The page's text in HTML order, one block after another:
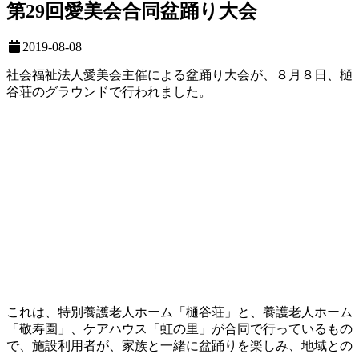
第29回愛美会合同盆踊り大会
2019-08-08
社会福祉法人愛美会主催による盆踊り大会が、８月８日、樋
谷荘のグラウンドで行われました。
これは、特別養護老人ホーム「樋谷荘」と、養護老人ホーム
「敬寿園」、ケアハウス「虹の里」が合同で行っているもの
で、施設利用者が、家族と一緒に盆踊りを楽しみ、地域との